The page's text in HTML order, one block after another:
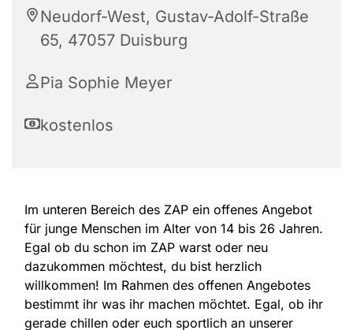
Neudorf-West, Gustav-Adolf-Straße
65, 47057 Duisburg
Pia Sophie Meyer
kostenlos
Im unteren Bereich des ZAP ein offenes Angebot
für junge Menschen im Alter von 14 bis 26 Jahren.
Egal ob du schon im ZAP warst oder neu
dazukommen möchtest, du bist herzlich
willkommen! Im Rahmen des offenen Angebotes
bestimmt ihr was ihr machen möchtet. Egal, ob ihr
gerade chillen oder euch sportlich an unserer